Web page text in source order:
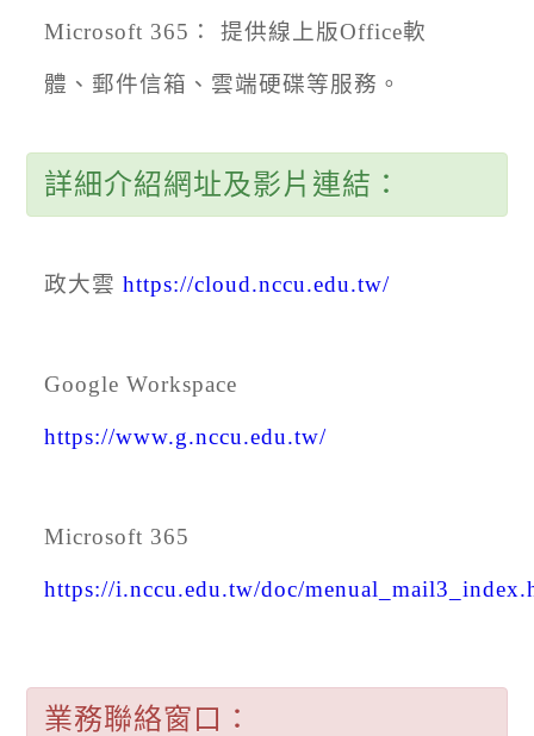
Microsoft 365： 提供線上版Office軟
體、郵件信箱、雲端硬碟等服務。
詳細介紹網址及影片連結：
政大雲https://cloud.nccu.edu.tw/
Google Workspace
https://www.g.nccu.edu.tw/
Microsoft 365
https://i.nccu.edu.tw/doc/
業務聯絡窗口：